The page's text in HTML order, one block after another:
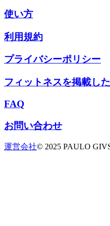
使い方
利用規約
プライバシーポリシー
フィットネスを掲載し
FAQ
お問い合わせ
運営会社© 2025 PAULO